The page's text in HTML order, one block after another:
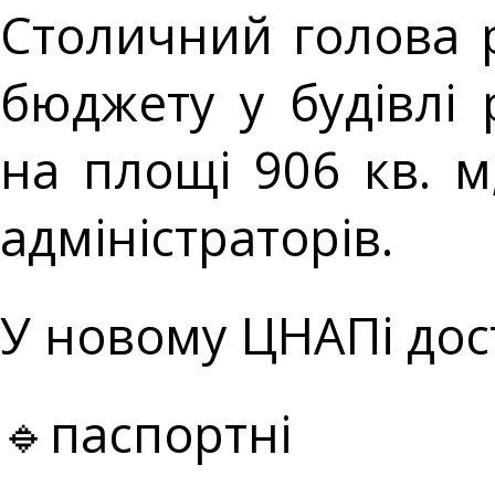
Столичний голова
бюджету у будівлі
на площі 906 кв.
адміністраторів.
У новому ЦНАПі
🔹паспортні